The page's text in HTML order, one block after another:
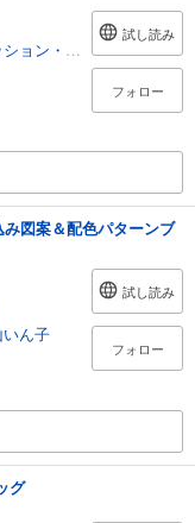
ン・美容
試し読み
フォロー
図案＆配色パターンブ
ん子
試し読み
フォロー
グ